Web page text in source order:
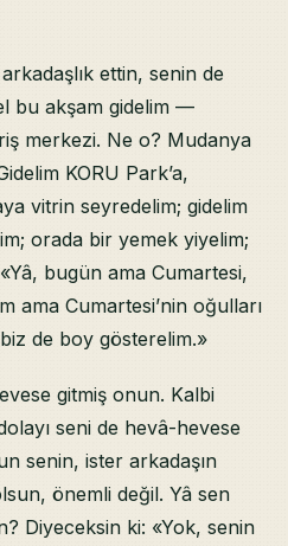
ettin, senin de
bu akşam gidelim —
merkezi. Ne o? Mudanya
KORU Park’a,
vitrin seyredelim; gidelim
orada bir yemek yiyelim;
bugün ama Cumartesi,
ama Cumartesi’nin oğulları
de boy gösterelim.»
gitmiş onun. Kalbi
seni de hevâ-hevese
senin, ister arkadaşın
önemli değil. Yâ sen
Diyeceksin ki: «Yok, senin